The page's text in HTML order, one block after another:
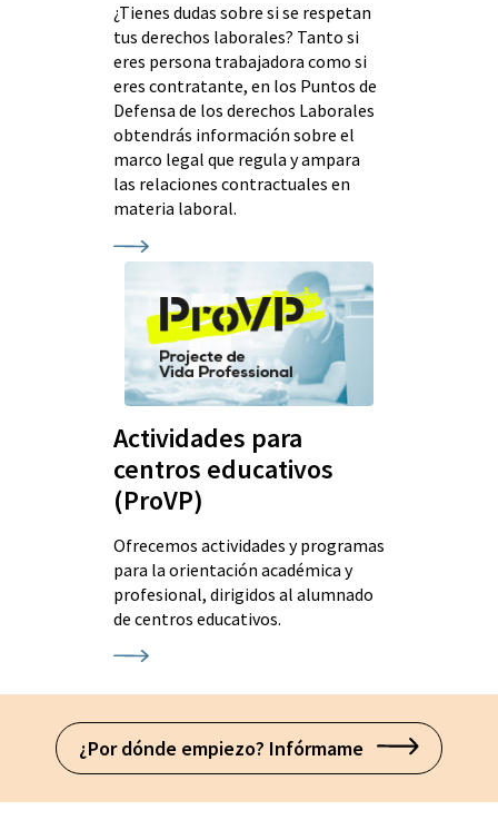
¿Tienes dudas sobre si se respetan
tus derechos laborales? Tanto si
eres persona trabajadora como si
eres contratante, en los Puntos de
Defensa de los derechos Laborales
obtendrás información sobre el
marco legal que regula y ampara
las relaciones contractuales en
materia laboral.
Actividades para
centros educativos
(ProVP)
Ofrecemos actividades y programas
para la orientación académica y
profesional, dirigidos al alumnado
de centros educativos.
¿Por dónde empiezo? Infórmame